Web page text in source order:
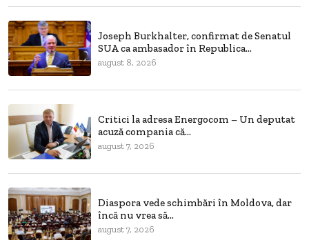
Joseph Burkhalter, confirmat de Senatul
SUA ca ambasador în Republica...
august 8, 2026
Critici la adresa Energocom – Un deputat
acuză compania că...
august 7, 2026
Diaspora vede schimbări în Moldova, dar
încă nu vrea să...
august 7, 2026